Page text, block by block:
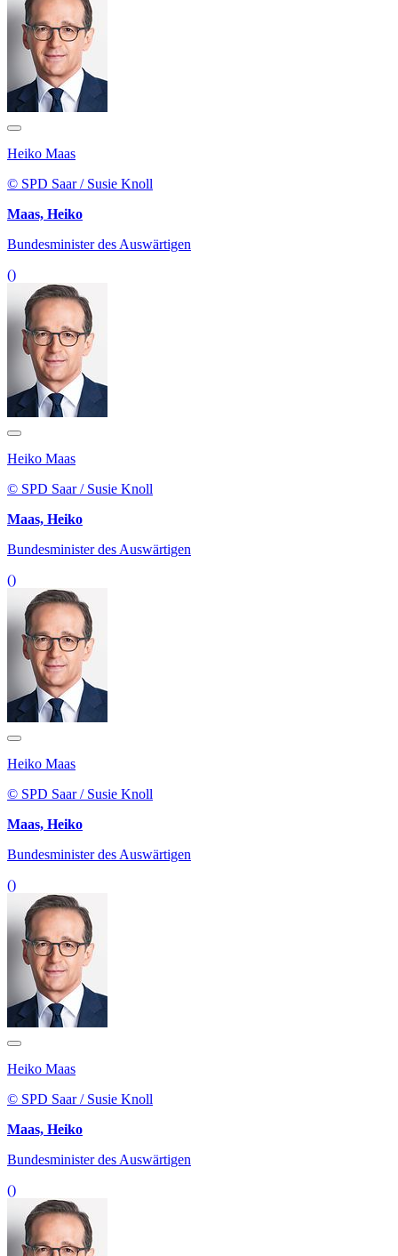
Heiko Maas
© SPD Saar / Susie Knoll
Maas, Heiko
Bundesminister des Auswärtigen
()
Heiko Maas
© SPD Saar / Susie Knoll
Maas, Heiko
Bundesminister des Auswärtigen
()
Heiko Maas
© SPD Saar / Susie Knoll
Maas, Heiko
Bundesminister des Auswärtigen
()
Heiko Maas
© SPD Saar / Susie Knoll
Maas, Heiko
Bundesminister des Auswärtigen
()